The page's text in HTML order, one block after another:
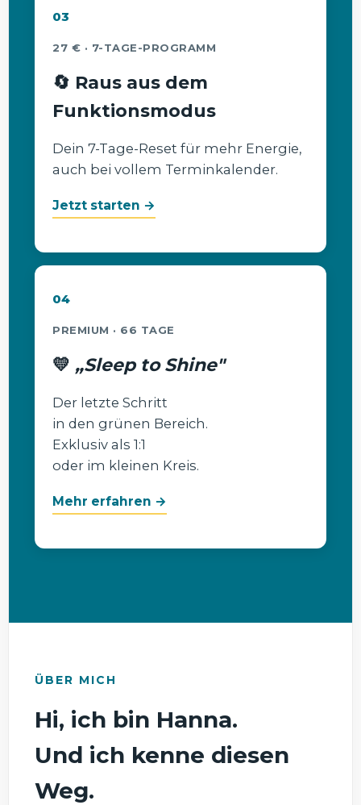
03
27 € · 7-TAGE-PROGRAMM
🔄 Raus aus dem
Funktionsmodus
Dein 7-Tage-Reset für mehr Energie,
auch bei vollem Terminkalender.
Jetzt starten →
04
PREMIUM · 66 TAGE
💛 „Sleep to Shine"
Der letzte Schritt
in den grünen Bereich.
Exklusiv als 1:1
oder im kleinen Kreis.
Mehr erfahren →
ÜBER MICH
Hi, ich bin Hanna.
Und ich kenne diesen
Weg.